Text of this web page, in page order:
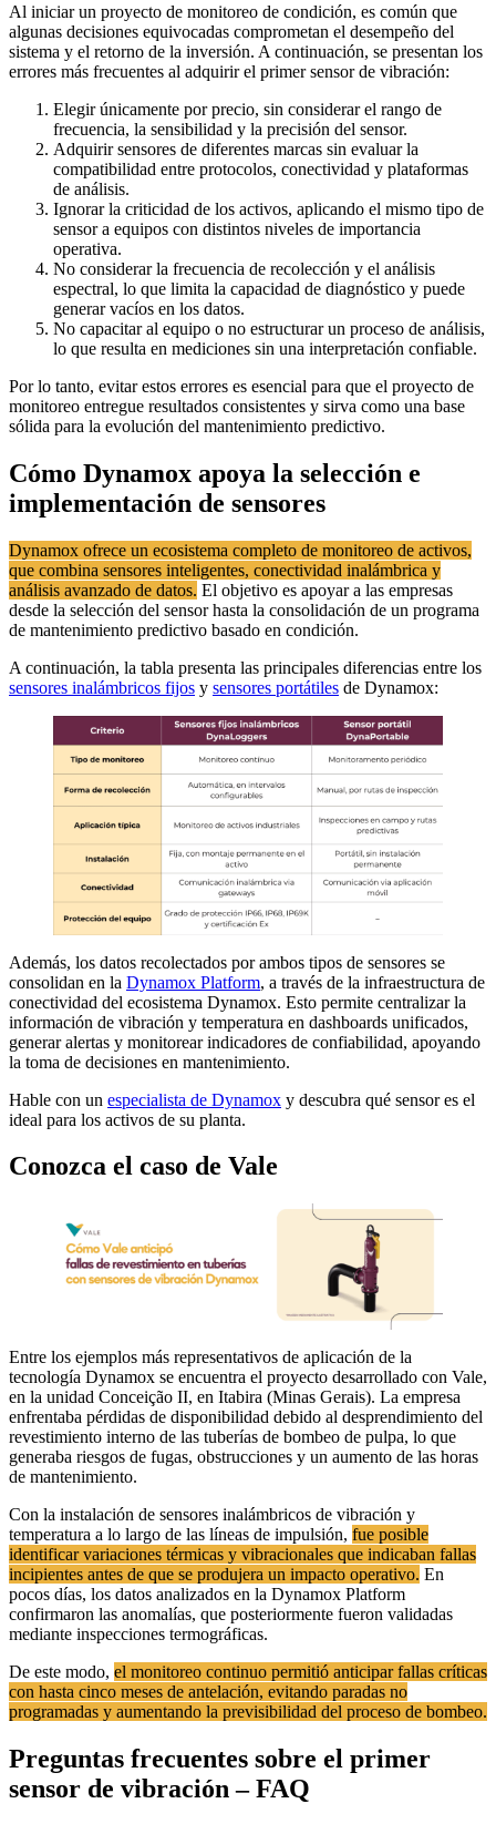
Al iniciar un proyecto de monitoreo de condición, es común que
algunas decisiones equivocadas comprometan el desempeño del
sistema y el retorno de la inversión. A continuación, se presentan los
errores más frecuentes al adquirir el primer sensor de vibración:
Elegir únicamente por precio, sin considerar el rango de
frecuencia, la sensibilidad y la precisión del sensor.
Adquirir sensores de diferentes marcas sin evaluar la
compatibilidad entre protocolos, conectividad y plataformas
de análisis.
Ignorar la criticidad de los activos, aplicando el mismo tipo de
sensor a equipos con distintos niveles de importancia
operativa.
No considerar la frecuencia de recolección y el análisis
espectral, lo que limita la capacidad de diagnóstico y puede
generar vacíos en los datos.
No capacitar al equipo o no estructurar un proceso de análisis,
lo que resulta en mediciones sin una interpretación confiable.
Por lo tanto, evitar estos errores es esencial para que el proyecto de
monitoreo entregue resultados consistentes y sirva como una base
sólida para la evolución del mantenimiento predictivo.
Cómo Dynamox apoya la selección e
implementación de sensores
Dynamox ofrece un ecosistema completo de monitoreo de activos,
que combina sensores inteligentes, conectividad inalámbrica y
análisis avanzado de datos. El objetivo es apoyar a las empresas
desde la selección del sensor hasta la consolidación de un programa
de mantenimiento predictivo basado en condición.
A continuación, la tabla presenta las principales diferencias entre los
sensores inalámbricos fijos y sensores portátiles de Dynamox:
Además, los datos recolectados por ambos tipos de sensores se
consolidan en la Dynamox Platform, a través de la infraestructura de
conectividad del ecosistema Dynamox. Esto permite centralizar la
información de vibración y temperatura en dashboards unificados,
generar alertas y monitorear indicadores de confiabilidad, apoyando
la toma de decisiones en mantenimiento.
Hable con un especialista de Dynamox y descubra qué sensor es el
ideal para los activos de su planta.
Conozca el caso de Vale
Entre los ejemplos más representativos de aplicación de la
tecnología Dynamox se encuentra el proyecto desarrollado con Vale,
en la unidad Conceição II, en Itabira (Minas Gerais). La empresa
enfrentaba pérdidas de disponibilidad debido al desprendimiento del
revestimiento interno de las tuberías de bombeo de pulpa, lo que
generaba riesgos de fugas, obstrucciones y un aumento de las horas
de mantenimiento.
Con la instalación de sensores inalámbricos de vibración y
temperatura a lo largo de las líneas de impulsión, fue posible
identificar variaciones térmicas y vibracionales que indicaban fallas
incipientes antes de que se produjera un impacto operativo. En
pocos días, los datos analizados en la Dynamox Platform
confirmaron las anomalías, que posteriormente fueron validadas
mediante inspecciones termográficas.
De este modo, el monitoreo continuo permitió anticipar fallas críticas
con hasta cinco meses de antelación, evitando paradas no
programadas y aumentando la previsibilidad del proceso de bombeo.
Preguntas frecuentes sobre el primer
sensor de vibración – FAQ